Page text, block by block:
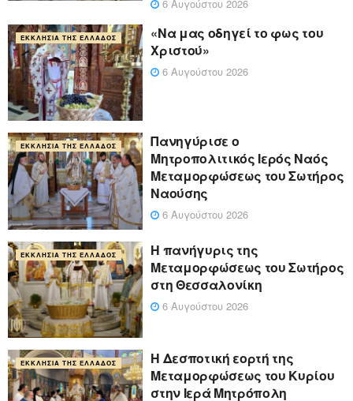
6 Αυγούστου 2026
ΕΚΚΛΗΣΊΑ ΤΗΣ ΕΛΛΆΔΟΣ
«Να μας οδηγεί το φως του
Χριστού»
6 Αυγούστου 2026
ΕΚΚΛΗΣΊΑ ΤΗΣ ΕΛΛΆΔΟΣ
Πανηγύρισε ο
Μητροπολιτικός Ιερός Ναός
Μεταμορφώσεως του Σωτήρος
Ναούσης
6 Αυγούστου 2026
ΕΚΚΛΗΣΊΑ ΤΗΣ ΕΛΛΆΔΟΣ
Η πανήγυρις της
Μεταμορφώσεως του Σωτήρος
στη Θεσσαλονίκη
6 Αυγούστου 2026
ΕΚΚΛΗΣΊΑ ΤΗΣ ΕΛΛΆΔΟΣ
Η Δεσποτική εορτή της
Μεταμορφώσεως του Κυρίου
στην Ιερά Μητρόπολη